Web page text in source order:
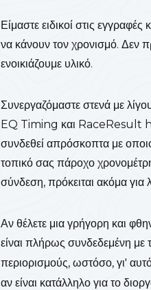
Είμαστε ειδικοί στις
να κάνουν τον χρονισμό. Δεν
ενοικιάζουμε υλικό.
Συνεργαζόμαστε στενά με
EQ Timing και RaceResult
συνδεθεί απρόσκοπτα με
τοπικό σας πάροχο
σύνδεση, πρόκειται ακόμα για
Αν θέλετε μια γρήγορη και
είναι πλήρως συνδεδεμένη με
περιορισμούς, ωστόσο, γι'
αν είναι κατάλληλο για το